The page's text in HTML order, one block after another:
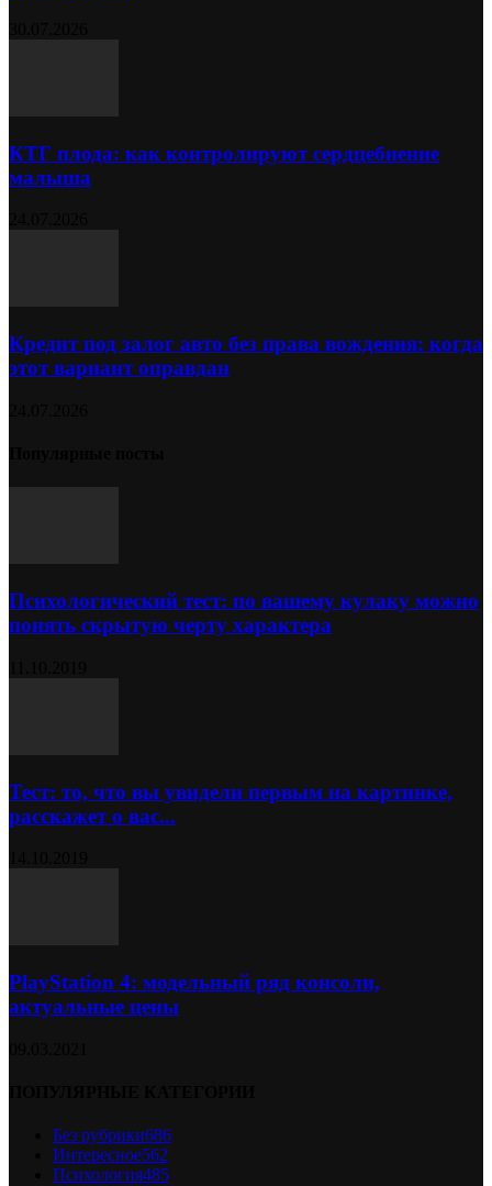
КТГ плода: как контролируют сердцебиение
малыша
Кредит под залог авто без права вождения: когда
этот вариант оправдан
Психологический тест: по вашему кулаку можно
понять скрытую черту характера
Тест: то, что вы увидели первым на картинке,
расскажет о вас...
PlayStation 4: модельный ряд консоли,
актуальные цены
Без рубрики686
Интересное562
Психология485